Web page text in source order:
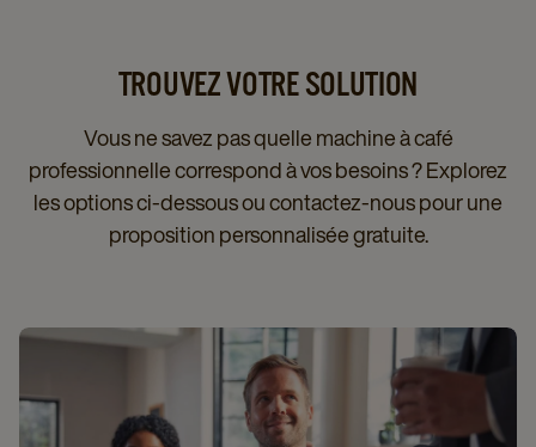
TROUVEZ VOTRE SOLUTION
Vous ne savez pas quelle machine à café
professionnelle correspond à vos besoins ? Explorez
les options ci-dessous ou contactez-nous pour une
proposition personnalisée gratuite.